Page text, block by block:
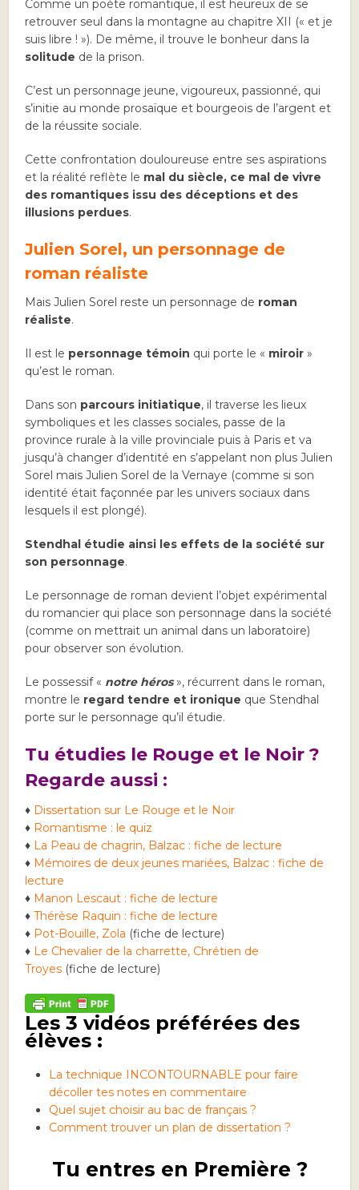
Comme un poète romantique, il est heureux de se
retrouver seul dans la montagne au chapitre XII (« et je
suis libre ! »). De même, il trouve le bonheur dans la
solitude de la prison.
C’est un personnage jeune, vigoureux, passionné, qui
s’initie au monde prosaïque et bourgeois de l’argent et
de la réussite sociale.
Cette confrontation douloureuse entre ses aspirations
et la réalité reflète le mal du siècle, ce mal de vivre
des romantiques issu des déceptions et des
illusions perdues.
Julien Sorel, un personnage de
roman réaliste
Mais Julien Sorel reste un personnage de roman
réaliste.
Il est le personnage témoin qui porte le « miroir »
qu’est le roman.
Dans son parcours initiatique, il traverse les lieux
symboliques et les classes sociales, passe de la
province rurale à la ville provinciale puis à Paris et va
jusqu’à changer d’identité en s’appelant non plus Julien
Sorel mais Julien Sorel de la Vernaye (comme si son
identité était façonnée par les univers sociaux dans
lesquels il est plongé).
Stendhal étudie ainsi les effets de la société sur
son personnage.
Le personnage de roman devient l’objet expérimental
du romancier qui place son personnage dans la société
(comme on mettrait un animal dans un laboratoire)
pour observer son évolution.
Le possessif « notre héros», récurrent dans le roman,
montre le regard tendre et ironique que Stendhal
porte sur le personnage qu’il étudie.
Tu étudies le Rouge et le Noir ?
Regarde aussi :
♦ Dissertation sur Le Rouge et le Noir
♦ Romantisme : le quiz
♦ La Peau de chagrin, Balzac : fiche de lecture
♦ Mémoires de deux jeunes mariées, Balzac : fiche de
lecture
♦ Manon Lescaut : fiche de lecture
♦Thérèse Raquin : fiche de lecture
♦ Pot-Bouille, Zola (fiche de lecture)
♦ Le Chevalier de la charrette, Chrétien de
Troyes (fiche de lecture)
Les 3 vidéos préférées des
élèves :
La technique INCONTOURNABLE pour faire
décoller tes notes en commentaire
Quel sujet choisir au bac de français ?
Comment trouver un plan de dissertation ?
Tu entres en Première ?